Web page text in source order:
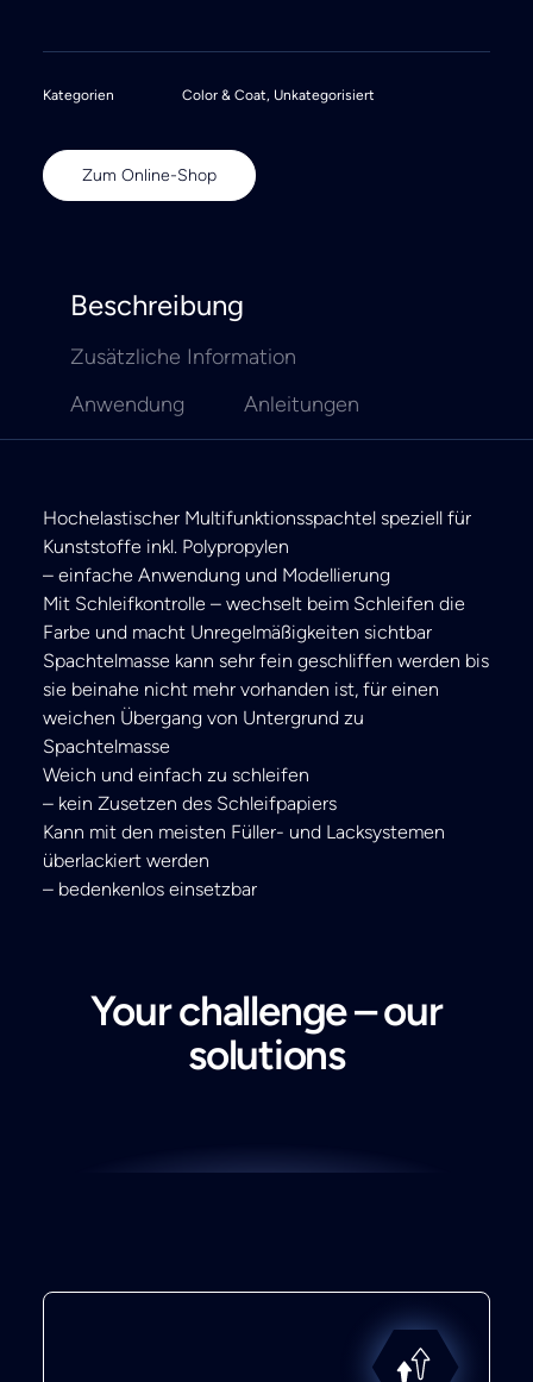
Kategorien Color & Coat, Unkategorisiert
Zum Online-Shop
Beschreibung
Zusätzliche Information
Anwendung
Anleitungen
Hochelastischer Multifunktionsspachtel speziell für
Kunststoffe inkl. Polypropylen
– einfache Anwendung und Modellierung
Mit Schleifkontrolle – wechselt beim Schleifen die
Farbe und macht Unregelmäßigkeiten sichtbar
Spachtelmasse kann sehr fein geschliffen werden bis
sie beinahe nicht mehr vorhanden ist, für einen
weichen Übergang von Untergrund zu
Spachtelmasse
Weich und einfach zu schleifen
– kein Zusetzen des Schleifpapiers
Kann mit den meisten Füller- und Lacksystemen
überlackiert werden
– bedenkenlos einsetzbar
Your challenge – our
solutions